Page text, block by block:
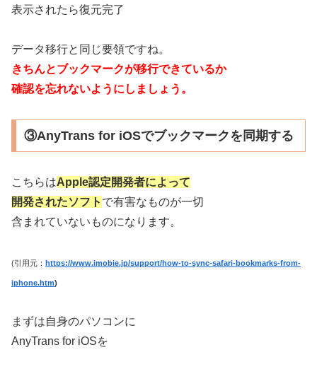
表示されたら復元完了
データ移行と同じ要領ですね。
きちんとブックマークが移行できているか
確認を忘れないようにしましょう。
③AnyTrans for iOSでブックマークを同期する
こちらはApple認定開発者によって
開発されたソフト で有害なものが一切
含まれていないものになります。
(引用元： https://www.imobie.jp/support/how-to-sync-safari-bookmarks-from-
iphone.htm)
まずは自身のパソコンに
AnyTrans for iOSを